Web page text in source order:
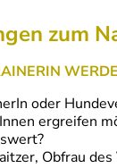
zum
oder
ergreifen
Obfrau